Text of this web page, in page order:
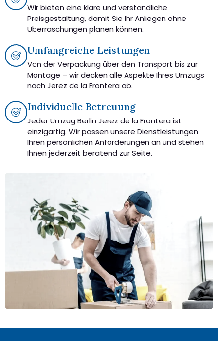
Wir bieten eine klare und verständliche
Preisgestaltung, damit Sie Ihr Anliegen ohne
Überraschungen planen können.
Umfangreiche Leistungen
Von der Verpackung über den Transport bis zur
Montage – wir decken alle Aspekte Ihres Umzugs
nach Jerez de la Frontera ab.
Individuelle Betreuung
Jeder Umzug Berlin Jerez de la Frontera ist
einzigartig. Wir passen unsere Dienstleistungen
Ihren persönlichen Anforderungen an und stehen
Ihnen jederzeit beratend zur Seite.